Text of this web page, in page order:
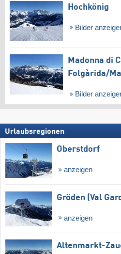
Hochkönig
Bilder
Madonna di
Folgàrida/​
Bilder
Urlaubsregionen
Oberstdorf
anzeigen
Gröden (Val
anzeigen
Altenmarkt-